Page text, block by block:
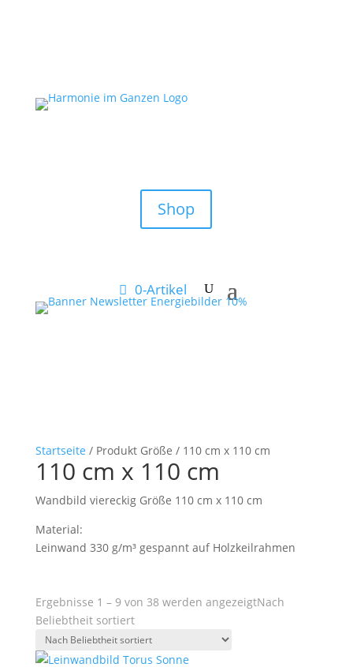
Shop
0-Artikel
Startseite / Produkt Größe / 110 cm x 110 cm
110 cm x 110 cm
Wandbild viereckig Größe 110 cm x 110 cm
Material:
Leinwand 330 g/m³ gespannt auf Holzkeilrahmen
Ergebnisse 1 – 9 von 38 werden angezeigtNach
Beliebtheit sortiert